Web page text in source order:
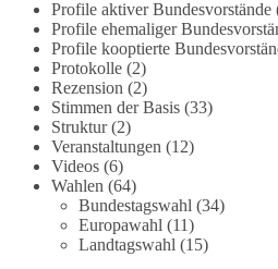
Aufarbeitung der Corona-Politik.
Denkverbote, ohne Vorverurteilungen
Tabus.
Quellen:https://apnews.com/article/
covid-origins-rand-paul-
6b25da9f75a0becbaf2886ab22643e67
https://www.tichyseinblick.de/
welt/usa-tagebuch-fauci-corona-
#dieBasis #Corona #Aufarbeitung
#Vertrauen
Profile aktiver Bundesvorstände
Profile ehemaliger
Profile kooptierte
Protokolle(2)
Rezension (2)
Stimmen der Basis(33)
Struktur(2)
Veranstaltungen (12)
Videos(6)
Wahlen (64)
Bundestagswahl (34)
Europawahl (11)
Landtagswahl (15)